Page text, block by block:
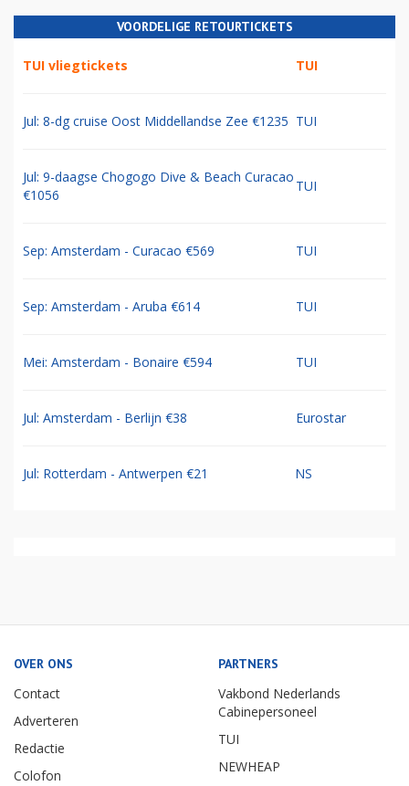
VOORDELIGE RETOURTICKETS
TUI vliegtickets TUI
Jul: 8-dg cruise Oost Middellandse Zee €1235 TUI
Jul: 9-daagse Chogogo Dive & Beach Curacao
€1056
TUI
Sep: Amsterdam - Curacao €569 TUI
Sep: Amsterdam - Aruba €614 TUI
Mei: Amsterdam - Bonaire €594 TUI
Jul: Amsterdam - Berlijn €38 Eurostar
Jul: Rotterdam - Antwerpen €21 NS
OVER ONS
Contact
Adverteren
Redactie
Colofon
PARTNERS
Vakbond Nederlands
Cabinepersoneel
TUI
NEWHEAP